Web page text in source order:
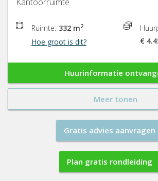
Ruimte: 332 m2
Hoe groot is dit?
€
Huurinformatie
Meer tonen
Gratis advies aanvragen
Plan gratis rondleiding